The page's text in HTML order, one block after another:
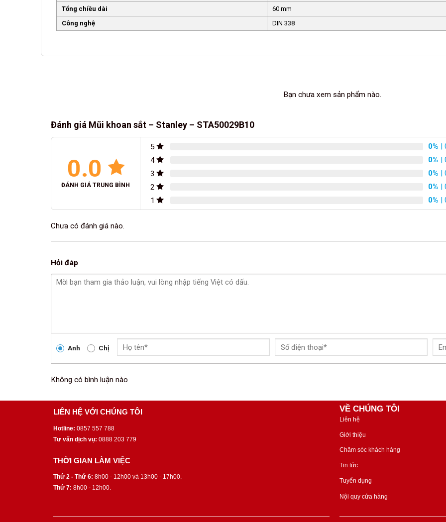
Tổng chiều dài
60 mm
Công nghệ
DIN 338
Bạn chưa xem sản phẩm nào.
Đánh giá Mũi khoan sắt – Stanley – STA50029B10
0.0
ĐÁNH GIÁ TRUNG BÌNH
5 0% |
4
0% |
3
0% |
2
0% |
1
0% |
Chưa có đánh giá nào.
Hỏi đáp
Anh Chị
Không có bình luận nào
LIÊN HỆ VỚI CHÚNG TÔI
Hotline: 0857 557 788
Tư vấn dịch vụ: 0888 203 779
THỜI GIAN LÀM VIỆC
Thứ 2 - Thứ 6: 8h00 - 12h00 và 13h00 - 17h00.
Thứ 7: 8h00 - 12h00.
VỀ CHÚNG TÔI
Liên hệ
Giới thiệu
Chăm sóc khách hàng
Tin tức
Tuyển dụng
Nội quy cửa hàng